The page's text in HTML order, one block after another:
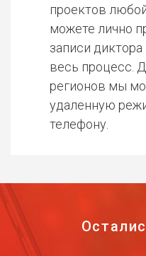
проектов
можете лично
записи
весь процесс.
регионов мы
удаленную
телефону.